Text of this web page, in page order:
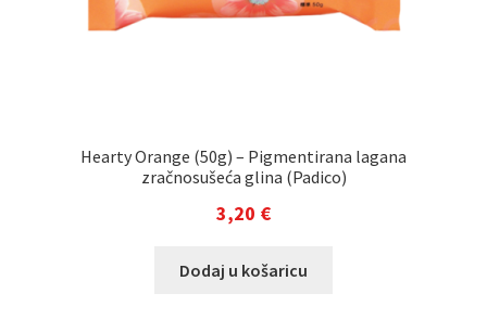
Hearty Orange (50g) – Pigmentirana lagana
zračnosušeća glina (Padico)
3,20 €
Dodaj u košaricu